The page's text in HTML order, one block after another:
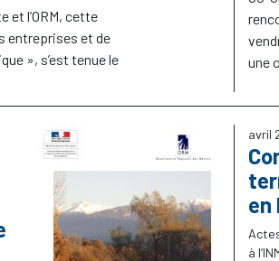
et l’ORM, cette
entreprises et de
», s’est tenue le
une
avril
en
à